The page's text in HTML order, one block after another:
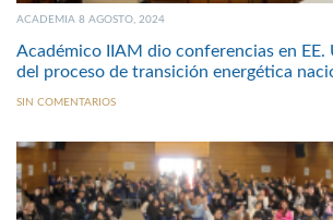
ACADEMIA 8 AGOSTO, 2024
Académico IIAM dio conferencias en EE.
del proceso de transición energética
SIN COMENTARIOS